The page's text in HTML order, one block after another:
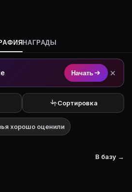
НАГРАДЫ
Начать ×
Сортировка
хорошо оценили
В базу →